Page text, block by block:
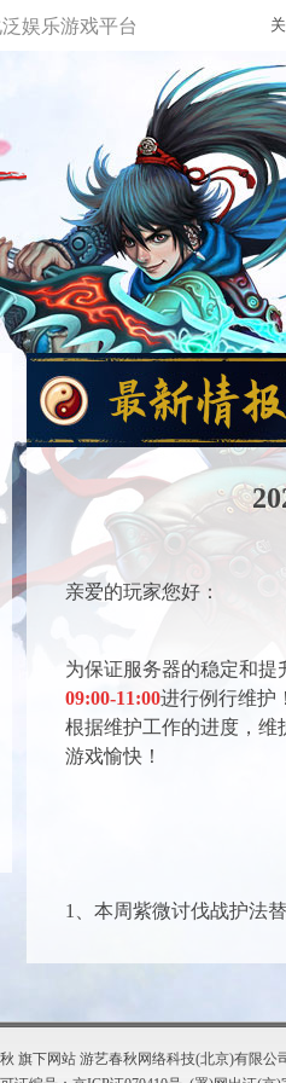
娱乐游戏平台
亲爱的玩家您好：
为保证服务器的稳定和
09:00-11:00进行例行维护
根据维护工作的进度，维
游戏愉快！
1、本周紫微讨伐战护法
旗下网站 游艺春秋网络科技(北京)有限公